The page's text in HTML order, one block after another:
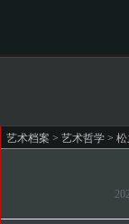
艺术档案 > 艺术哲学 >